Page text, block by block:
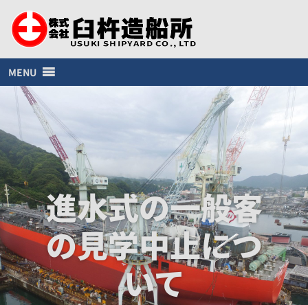
MENU
進水式の一般客
の見学中止につ
いて